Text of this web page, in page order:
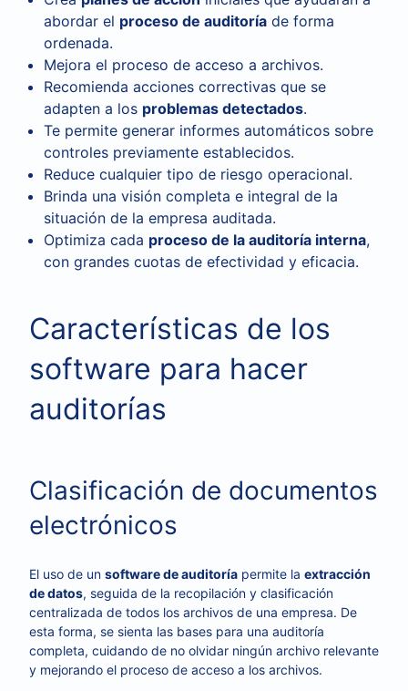
abordar el proceso de auditoría de forma
ordenada.
Mejora el proceso de acceso a archivos.
Recomienda acciones correctivas que se
adapten a los problemas detectados.
Te permite generar informes automáticos sobre
controles previamente establecidos.
Reduce cualquier tipo de riesgo operacional.
Brinda una visión completa e integral de la
situación de la empresa auditada.
Optimiza cada proceso de la auditoría interna,
con grandes cuotas de efectividad y eficacia.
Características de los
software para hacer
auditorías
Clasificación de documentos
electrónicos
El uso de un software de auditoría permite la extracción
de datos, seguida de la recopilación y clasificación
centralizada de todos los archivos de una empresa. De
esta forma, se sienta las bases para una auditoría
completa, cuidando de no olvidar ningún archivo relevante
y mejorando el proceso de acceso a los archivos.